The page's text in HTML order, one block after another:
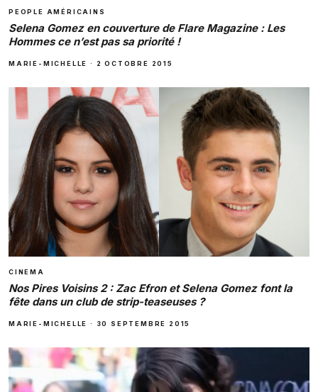
PEOPLE AMÉRICAINS
Selena Gomez en couverture de Flare Magazine : Les
Hommes ce n’est pas sa priorité !
MARIE-MICHELLE · 2 OCTOBRE 2015
CINEMA
Nos Pires Voisins 2 : Zac Efron et Selena Gomez font la
fête dans un club de strip-teaseuses ?
MARIE-MICHELLE · 30 SEPTEMBRE 2015